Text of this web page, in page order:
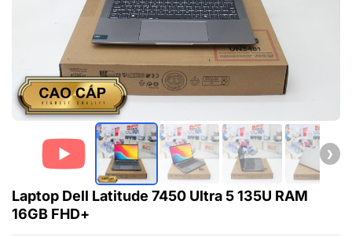
❯
Laptop Dell Latitude 7450 Ultra 5 135U RAM
16GB FHD+